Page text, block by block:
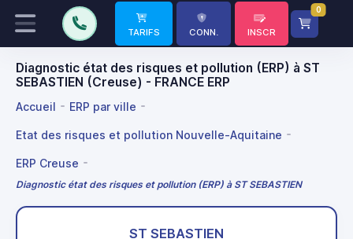
TARIFS CONN. INSCR
0
Diagnostic état des risques et pollution (ERP) à ST
SEBASTIEN (Creuse) - FRANCE ERP
Accueil ERP par ville
Etat des risques et pollution Nouvelle-Aquitaine
ERP Creuse
Diagnostic état des risques et pollution (ERP) à ST SEBASTIEN
ST SEBASTIEN